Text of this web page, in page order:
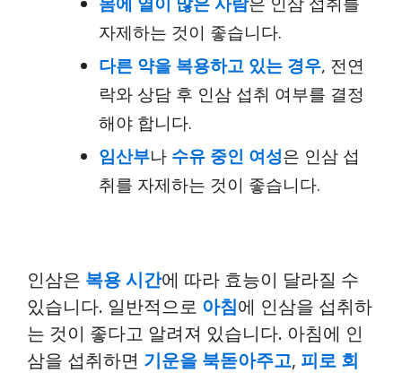
자제하는 것이 좋습니다.
다른 약을 복용하고 있는 경우, 전연
락와 상담 후 인삼 섭취 여부를 결정
해야 합니다.
임산부나 수유 중인 여성은 인삼 섭
취를 자제하는 것이 좋습니다.
인삼은 복용 시간에 따라 효능이 달라질 수
있습니다. 일반적으로 아침에 인삼을 섭취하
는 것이 좋다고 알려져 있습니다. 아침에 인
삼을 섭취하면 기운을 북돋아주고, 피로 회